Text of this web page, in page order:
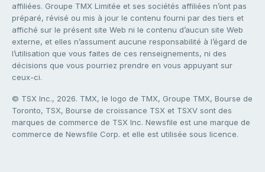
affiliées. Groupe TMX Limitée et ses sociétés affiliées n’ont pas
préparé, révisé ou mis à jour le contenu fourni par des tiers et
affiché sur le présent site Web ni le contenu d’aucun site Web
externe, et elles n’assument aucune responsabilité à l’égard de
l’utilisation que vous faites de ces renseignements, ni des
décisions que vous pourriez prendre en vous appuyant sur
ceux-ci.
© TSX Inc., 2026. TMX, le logo de TMX, Groupe TMX, Bourse de
Toronto, TSX, Bourse de croissance TSX et TSXV sont des
marques de commerce de TSX Inc. Newsfile est une marque de
commerce de Newsfile Corp. et elle est utilisée sous licence.